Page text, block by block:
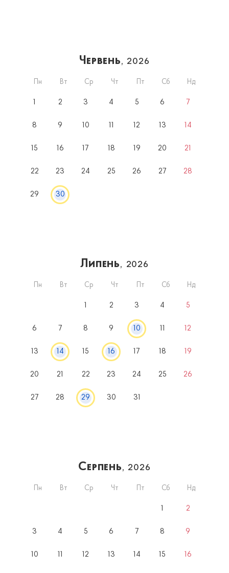
Червень, 2026
Пн Вт Ср Чт Пт Сб Нд
1 2 3 4 5 6 7
8 9 10 11 12 13 14
15 16 17 18 19 20 21
22 23 24 25 26 27 28
29 30
Липень, 2026
Пн Вт Ср Чт Пт Сб Нд
2 3 4 5
6 7 8 9 10 12
13 14 15 16 17 18 19
20 21 22 23 24 25 26
27 28 29 30 31
Серпень, 2026
Пн Вт Ср Чт Пт Сб Нд
1 2
3 4 5 6 7 8 9
10 11 12 13 14 15 16